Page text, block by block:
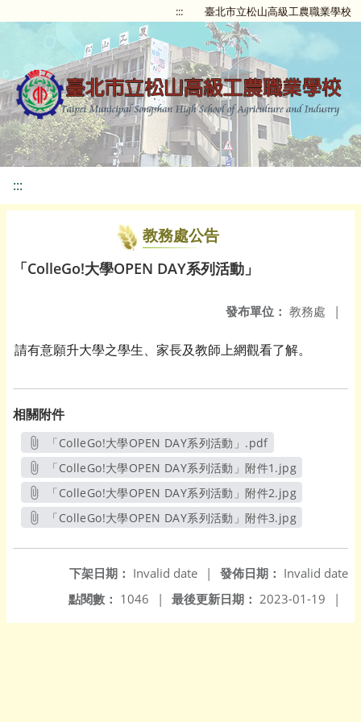
::: 臺北市立松山高級工農職業學校
:::
教務處公告
「ColleGo!大學OPEN DAY系列活動」
發布單位： 教務處 |
請有意願升大學之學生 家長及教師上網觀看了解。
相關附件
「ColleGo!大學OPEN DAY系列活動」.pdf
另開新視窗
「ColleGo!大學OPEN DAY系列活動」附件1.jpg
另開新視窗
「ColleGo!大學OPEN DAY系列活動」附件2.jpg
另開新視窗
「ColleGo!大學OPEN DAY系列活動」附件3.jpg
發佈日期： Invalid date
下架日期： Invalid date
|
最後更新日期： 2023-01-19 |
點閱數： 1046 |